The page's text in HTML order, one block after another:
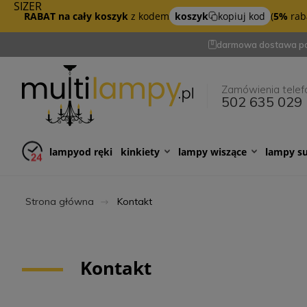
RABAT na cały koszyk z kodem koszyk kopiuj kod (5%
darmowa dostawa
Zamówienia
502 635 029
lampyod ręki kinkiety lampy wiszące lampy
Strona główna Kontakt
Kontakt
SIZER